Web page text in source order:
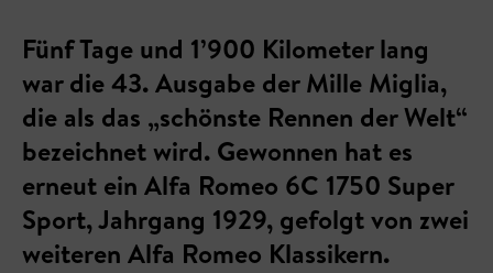
Fünf Tage und 1’900 Kilometer lang
war die 43. Ausgabe der Mille Miglia,
die als das „schönste Rennen der Welt“
bezeichnet wird. Gewonnen hat es
erneut ein Alfa Romeo 6C 1750 Super
Sport, Jahrgang 1929, gefolgt von zwei
weiteren Alfa Romeo Klassikern.